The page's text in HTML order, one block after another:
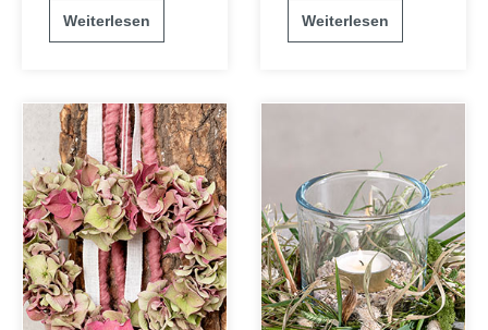
Weiterlesen Weiterlesen